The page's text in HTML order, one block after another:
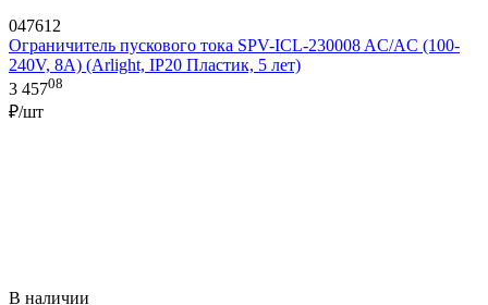
047612
Ограничитель пускового тока SPV-ICL-230008 AC/AC (100-
240V, 8A) (Arlight, IP20 Пластик, 5 лет)
3 45708
₽/шт
В наличии